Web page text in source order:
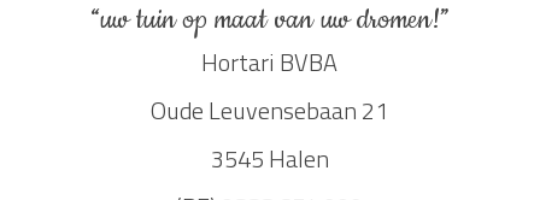
“uw tuin op maat van uw dromen!”
Hortari BVBA
Oude Leuvensebaan 21
3545 Halen